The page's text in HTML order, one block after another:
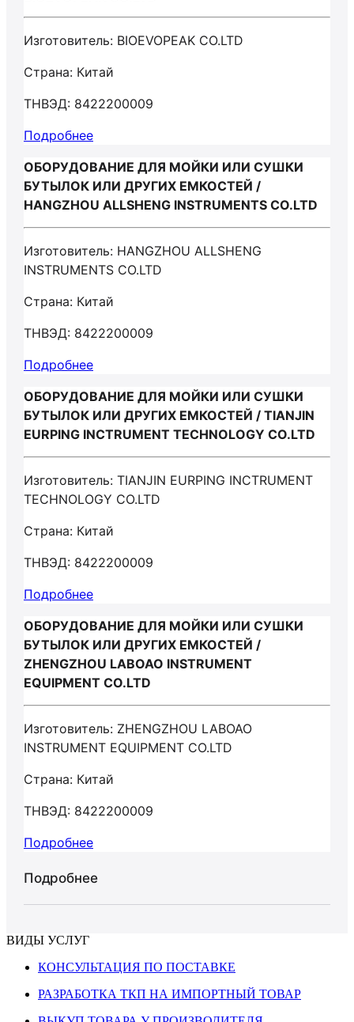
Изготовитель: BIOEVOPEAK CO.LTD
Страна: Китай
ТНВЭД: 8422200009
Подробнее
ОБОРУДОВАНИЕ ДЛЯ МОЙКИ ИЛИ СУШКИ
БУТЫЛОК ИЛИ ДРУГИХ ЕМКОСТЕЙ /
HANGZHOU ALLSHENG INSTRUMENTS CO.LTD
Изготовитель: HANGZHOU ALLSHENG
INSTRUMENTS CO.LTD
Страна: Китай
ТНВЭД: 8422200009
Подробнее
ОБОРУДОВАНИЕ ДЛЯ МОЙКИ ИЛИ СУШКИ
БУТЫЛОК ИЛИ ДРУГИХ ЕМКОСТЕЙ / TIANJIN
EURPING INCTRUMENT TECHNOLOGY CO.LTD
Изготовитель: TIANJIN EURPING INCTRUMENT
TECHNOLOGY CO.LTD
Страна: Китай
ТНВЭД: 8422200009
Подробнее
ОБОРУДОВАНИЕ ДЛЯ МОЙКИ ИЛИ СУШКИ
БУТЫЛОК ИЛИ ДРУГИХ ЕМКОСТЕЙ /
ZHENGZHOU LABOAO INSTRUMENT
EQUIPMENT CO.LTD
Изготовитель: ZHENGZHOU LABOAO
INSTRUMENT EQUIPMENT CO.LTD
Страна: Китай
ТНВЭД: 8422200009
Подробнее
Подробнее
ВИДЫ УСЛУГ
КОНСУЛЬТАЦИЯ ПО ПОСТАВКЕ
РАЗРАБОТКА ТКП НА ИМПОРТНЫЙ ТОВАР